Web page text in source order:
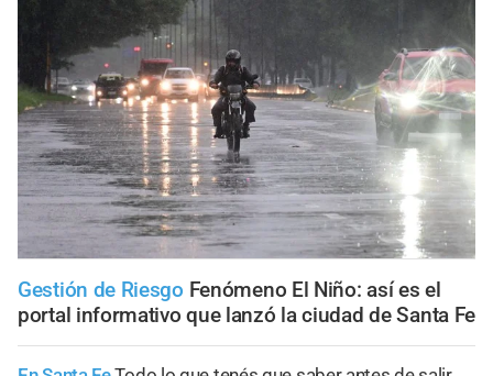
Gestión de Riesgo Fenómeno El Niño: así es el
portal informativo que lanzó la ciudad de Santa Fe